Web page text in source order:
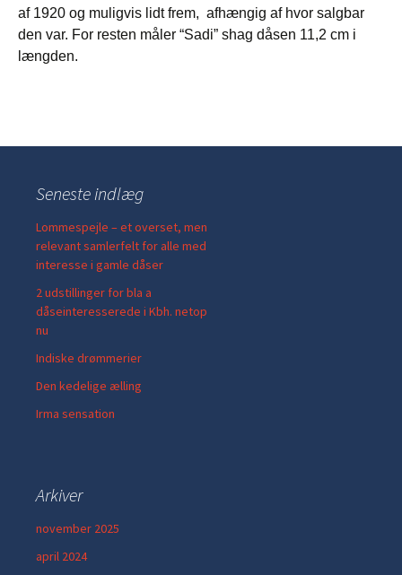
af 1920 og muligvis lidt frem, afhængig af hvor salgbar
den var. For resten måler “Sadi” shag dåsen 11,2 cm i
længden.
Seneste indlæg
Lommespejle – et overset, men
relevant samlerfelt for alle med
interesse i gamle dåser
2 udstillinger for bla a
dåseinteresserede i Kbh. netop
nu
Indiske drømmerier
Den kedelige ælling
Irma sensation
Arkiver
november 2025
april 2024